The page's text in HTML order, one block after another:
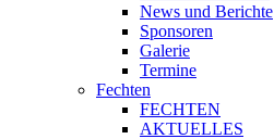
News und Berichte
Sponsoren
Galerie
Termine
Fechten
FECHTEN
AKTUELLES